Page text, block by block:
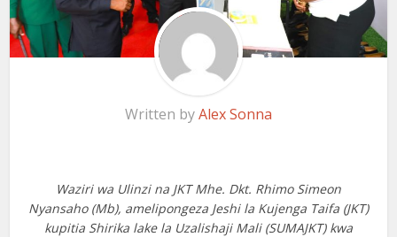
Written byAlex Sonna
Waziri wa Ulinzi na JKT Mhe. Dkt. Rhimo Simeon
Nyansaho (Mb), amelipongeza Jeshi la Kujenga Taifa (JKT)
kupitia Shirika lake la Uzalishaji Mali (SUMAJKT) kwa